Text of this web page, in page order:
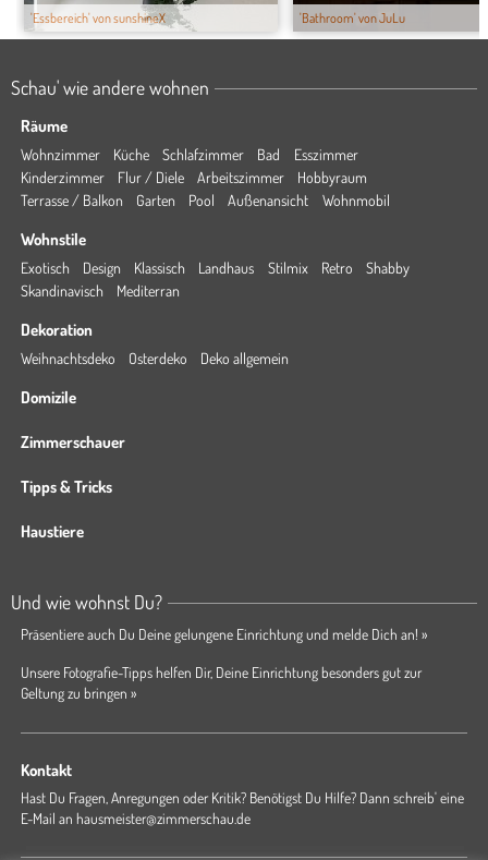
'Essbereich' von sunshineX 'Bathroom' von JuLu
Schau' wie andere wohnen
Räume
Wohnzimmer Küche Schlafzimmer Bad
Esszimmer
Kinderzimmer
Flur / Diele Arbeitszimmer
Hobbyraum
Terrasse / Balkon
Garten Pool Außenansicht Wohnmobil
Wohnstile
Exotisch Design Klassisch Landhaus Stilmix Retro
Shabby
Skandinavisch
Mediterran
Dekoration
Weihnachtsdeko Osterdeko Deko allgemein
Domizile
Zimmerschauer
Tipps & Tricks
Haustiere
Und wie wohnst Du?
Präsentiere auch Du Deine gelungene Einrichtung und melde Dich an! »
Unsere Fotografie-Tipps helfen Dir, Deine Einrichtung besonders gut zur
Geltung zu bringen »
Kontakt
Hast Du Fragen, Anregungen oder Kritik? Benötigst Du Hilfe? Dann schreib' eine
E-Mail an hausmeister@zimmerschau.de